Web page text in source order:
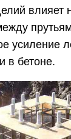
влияет
усиление
в бетоне.